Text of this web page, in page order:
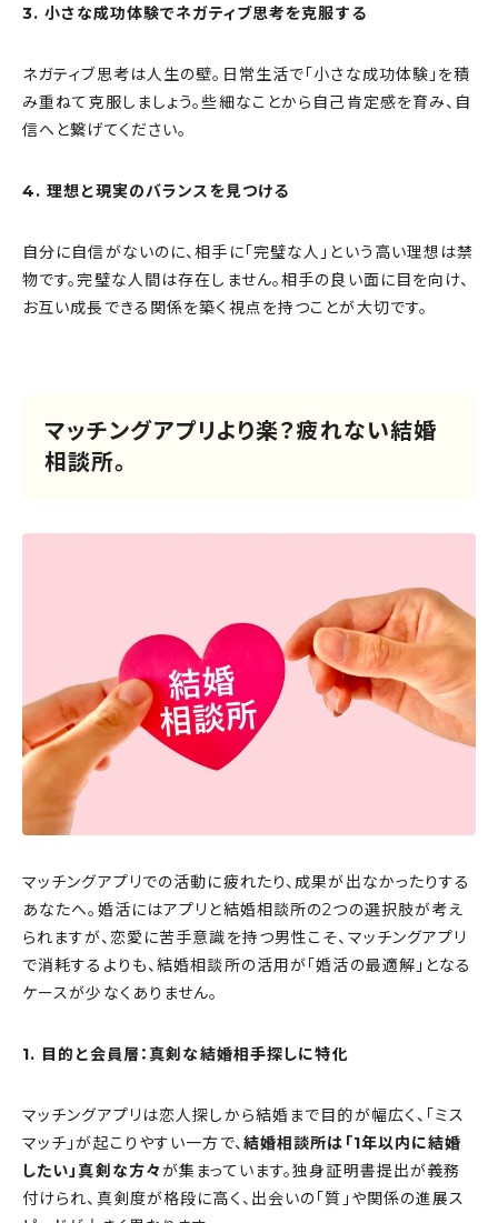
3. 小さな成功体験でネガティブ思考を克服する
ネガティブ思考は人生の壁。日常生活で「小さな成功体験」を積
み重ねて克服しましょう。些細なことから自己肯定感を育み、自
信へと繋げてください。
4. 理想と現実のバランスを見つける
自分に自信がないのに、相手に「完璧な人」という高い理想は禁
物です。完璧な人間は存在しません。相手の良い面に目を向け、
お互い成長できる関係を築く視点を持つことが大切です。
マッチングアプリより楽？疲れない結婚
相談所。
マッチングアプリでの活動に疲れたり、成果が出なかったりする
あなたへ。婚活にはアプリと結婚相談所の2つの選択肢が考え
られますが、恋愛に苦手意識を持つ男性こそ、マッチングアプリ
で消耗するよりも、結婚相談所の活用が「婚活の最適解」となる
ケースが少なくありません。
1. 目的と会員層：真剣な結婚相手探しに特化
マッチングアプリは恋人探しから結婚まで目的が幅広く、「ミス
マッチ」が起こりやすい一方で、結婚相談所は「1年以内に結婚
したい」真剣な方々が集まっています。独身証明書提出が義務
付けられ、真剣度が格段に高く、出会いの「質」や関係の進展ス